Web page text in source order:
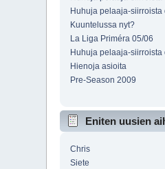
Huhuja pelaaja-siirroista
Kuuntelussa nyt?
La Liga Priméra 05/06
Huhuja pelaaja-siirroista
Hienoja asioita
Pre-Season 2009
Eniten uusien
Chris
Siete